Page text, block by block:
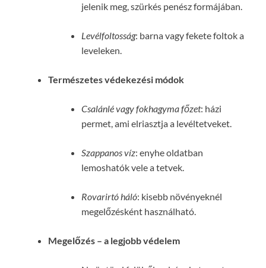
jelenik meg, szürkés penész formájában.
Levélfoltosság: barna vagy fekete foltok a
leveleken.
Természetes védekezési módok
Csalánlé vagy fokhagyma főzet: házi
permet, ami elriasztja a levéltetveket.
Szappanos víz: enyhe oldatban
lemoshatók vele a tetvek.
Rovarirtó háló: kisebb növényeknél
megelőzésként használható.
Megelőzés – a legjobb védelem